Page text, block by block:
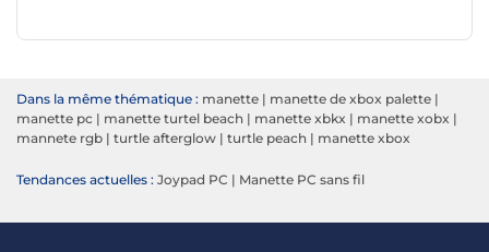
Dans la même thématique : manette | manette de xbox palette |
manette pc | manette turtel beach | manette xbkx | manette xobx |
mannete rgb | turtle afterglow | turtle peach | manette xbox
Tendances actuelles : Joypad PC | Manette PC sans fil